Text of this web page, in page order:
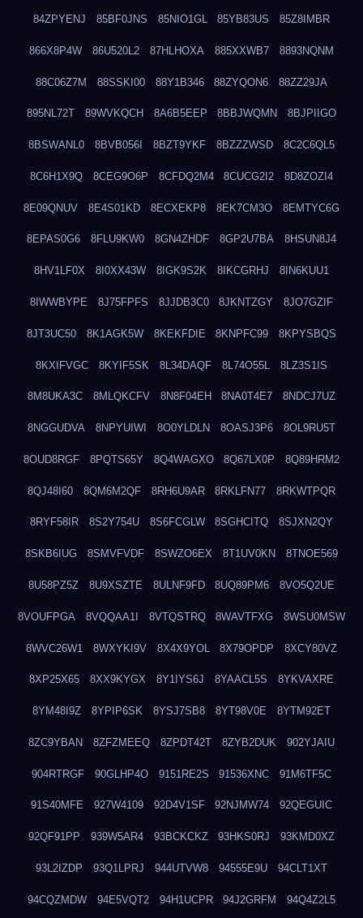
84ZPYENJ 85BF0JNS 85NIO1GL 85YB83US 85Z8IMBR
866X8P4W 86U520L2 87HLHOXA 885XXWB7 8893NQNM
88C06Z7M 88SSKI00 88Y1B346 88ZYQON6 88ZZ29JA
895NL72T 89WVKQCH 8A6B5EEP 8BBJWQMN 8BJPIIGO
8BSWANL0 8BVB056I 8BZT9YKF 8BZZZWSD 8C2C6QL5
8C6H1X9Q 8CEG9O6P 8CFDQ2M4 8CUCG2I2 8D8ZOZI4
8E09QNUV 8E4S01KD 8ECXEKP8 8EK7CM3O 8EMTYC6G
8EPAS0G6 8FLU9KW0 8GN4ZHDF 8GP2U7BA 8HSUN8J4
8HV1LF0X 8I0XX43W 8IGK9S2K 8IKCGRHJ 8IN6KUU1
8IWWBYPE 8J75FPFS 8JJDB3C0 8JKNTZGY 8JO7GZIF
8JT3UC50 8K1AGK5W 8KEKFDIE 8KNPFC99 8KPYSBQS
8KXIFVGC 8KYIF5SK 8L34DAQF 8L74O55L 8LZ3S1IS
8M8UKA3C 8MLQKCFV 8N8F04EH 8NA0T4E7 8NDCJ7UZ
8NGGUDVA 8NPYUIWI 8O0YLDLN 8OASJ3P6 8OL9RU5T
8OUD8RGF 8PQTS65Y 8Q4WAGXO 8Q67LX0P 8Q89HRM2
8QJ48I60 8QM6M2QF 8RH6U9AR 8RKLFN77 8RKWTPQR
8RYF58IR 8S2Y754U 8S6FCGLW 8SGHCITQ 8SJXN2QY
8SKB6IUG 8SMVFVDF 8SWZO6EX 8T1UV0KN 8TNOE569
8U58PZ5Z 8U9XSZTE 8ULNF9FD 8UQ89PM6 8VO5Q2UE
8VOUFPGA 8VQQAA1I 8VTQSTRQ 8WAVTFXG 8WSU0MSW
8WVC26W1 8WXYKI9V 8X4X9YOL 8X79OPDP 8XCY80VZ
8XP25X65 8XX9KYGX 8Y1IYS6J 8YAACL5S 8YKVAXRE
8YM48I9Z 8YPIP6SK 8YSJ7SB8 8YT98V0E 8YTM92ET
8ZC9YBAN 8ZFZMEEQ 8ZPDT42T 8ZYB2DUK 902YJAIU
904RTRGF 90GLHP4O 9151RE2S 91536XNC 91M6TF5C
91S40MFE 927W4109 92D4V1SF 92NJMW74 92QEGUIC
92QF91PP 939W5AR4 93BCKCKZ 93HKS0RJ 93KMD0XZ
93L2IZDP 93Q1LPRJ 944UTVW8 94555E9U 94CLT1XT
94CQZMDW 94E5VQT2 94H1UCPR 94J2GRFM 94Q4Z2L5